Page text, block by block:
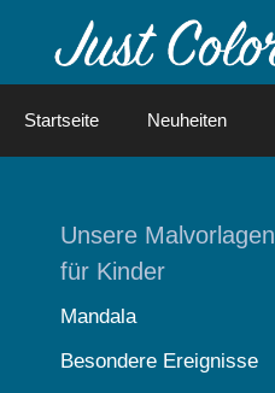
Startseite Neuheiten
Unsere Malvorlagen
für Kinder
Mandala
Besondere Ereignisse